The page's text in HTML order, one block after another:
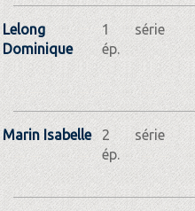
Lelong
Dominique
1
ép.
série
Marin Isabelle
2
ép.
série